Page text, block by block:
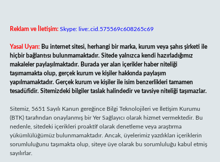
Reklam ve İletişim: Skype: live:.cid.575569c608265c69
Yasal Uyarı: Bu internet sitesi, herhangi bir marka, kurum veya şahıs şirketi ile
hiçbir bağlantısı bulunmamaktadır. Sitede yalnızca kendi hazırladığımız
makaleler paylaşılmaktadır. Burada yer alan içerikler haber niteliği
taşımamakta olup, gerçek kurum ve kişiler hakkında paylaşım
yapılmamaktadır. Gerçek kurum ve kişiler ile isim benzerlikleri tamamen
tesadüfidir. Sitemizdeki bilgiler taslak halindedir ve tavsiye niteliği taşımazlar.
Sitemiz, 5651 Sayılı Kanun gereğince Bilgi Teknolojileri ve İletişim Kurumu
(BTK) tarafından onaylanmış bir Yer Sağlayıcı olarak hizmet vermektedir. Bu
nedenle, sitedeki içerikleri proaktif olarak denetleme veya araştırma
yükümlülüğümüz bulunmamaktadır. Ancak, üyelerimiz yazdıkları içeriklerin
sorumluluğunu taşımakta olup, siteye üye olarak bu sorumluluğu kabul etmiş
sayılırlar.